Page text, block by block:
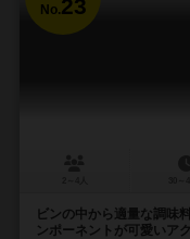
No.23
ビンの中から適量な調味
ンポーネントが可愛いア